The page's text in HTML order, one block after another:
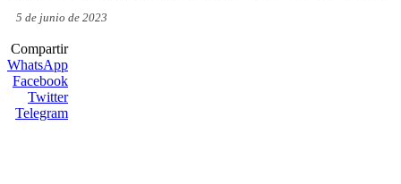
5 de junio de 2023
Compartir
WhatsApp
Facebook
Twitter
Telegram